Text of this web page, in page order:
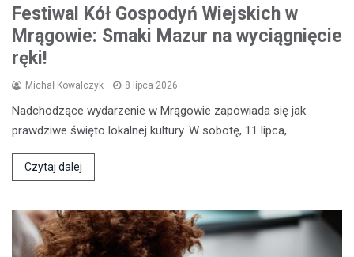
Festiwal Kół Gospodyń Wiejskich w
Mrągowie: Smaki Mazur na wyciągnięcie
ręki!
Michał Kowalczyk 8 lipca 2026
Nadchodzące wydarzenie w Mrągowie zapowiada się jak
prawdziwe święto lokalnej kultury. W sobotę, 11 lipca,…
Czytaj dalej